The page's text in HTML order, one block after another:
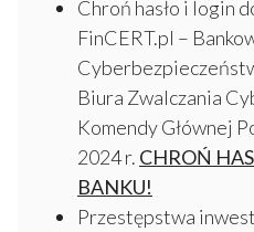
Chroń hasło i login
FinCERT.pl –
Biura Zwalczania
Komendy Głównej
2024 r. CHROŃ
BANKU!
Przestępstwa